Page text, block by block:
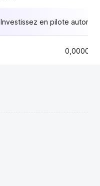
Investissez en pilote